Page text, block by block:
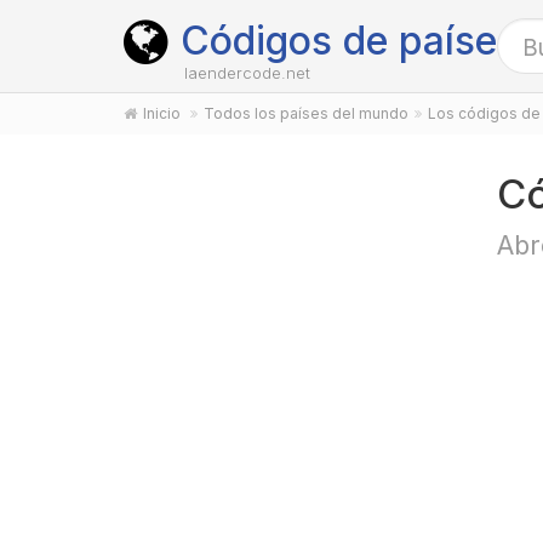
Códigos de países
laendercode.net
Inicio Todos los países del mundo Los códigos